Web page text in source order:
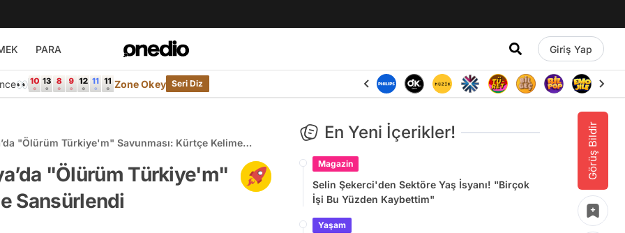
PARA Giriş Yap
Zone Okey Seri Diz
Görüş Bildir
"Ölürüm Türkiye'm" Savunması: Kürtçe Kelime
"Ölürüm Türkiye'm"
Sansürlendi
En Yeni İçerikler!
Magazin
Selin Şekerci'den Sektöre Yaş İsyanı! "Birçok
İşi Bu Yüzden Kaybettim"
Yaşam